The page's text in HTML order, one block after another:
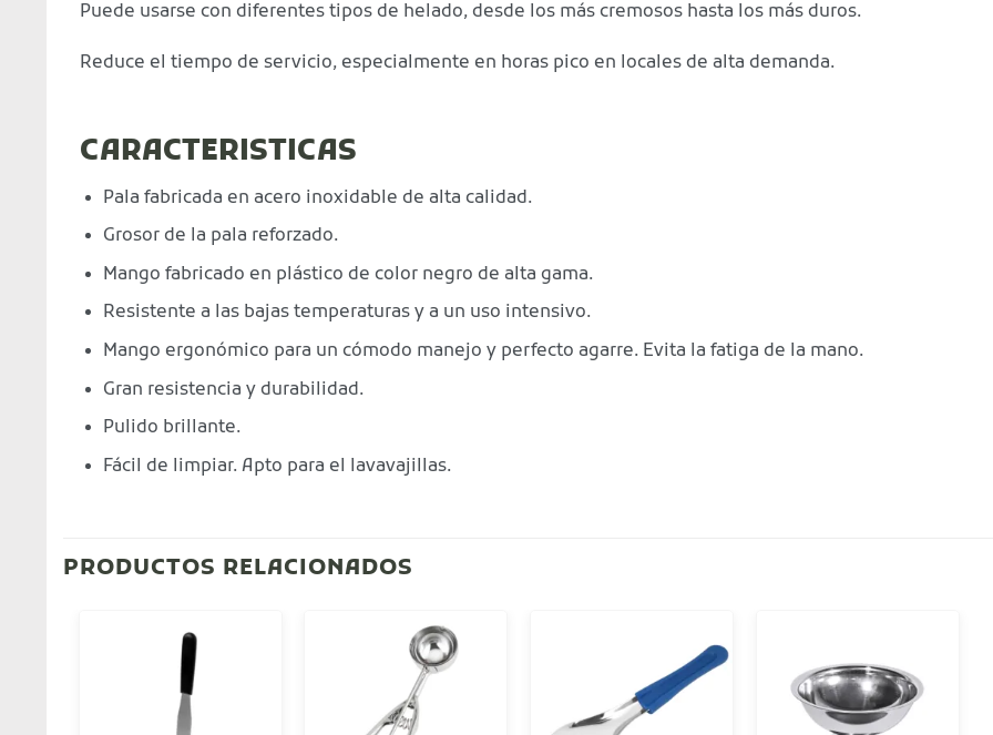
Puede usarse con diferentes tipos de helado, desde los más cremosos hasta los más duros.
Reduce el tiempo de servicio, especialmente en horas pico en locales de alta demanda.
CARACTERISTICAS
Pala fabricada en acero inoxidable de alta calidad.
Grosor de la pala reforzado.
Mango fabricado en plástico de color negro de alta gama.
Resistente a las bajas temperaturas y a un uso intensivo.
Mango ergonómico para un cómodo manejo y perfecto agarre. Evita la fatiga de la mano.
Gran resistencia y durabilidad.
Pulido brillante.
Fácil de limpiar. Apto para el lavavajillas.
PRODUCTOS RELACIONADOS